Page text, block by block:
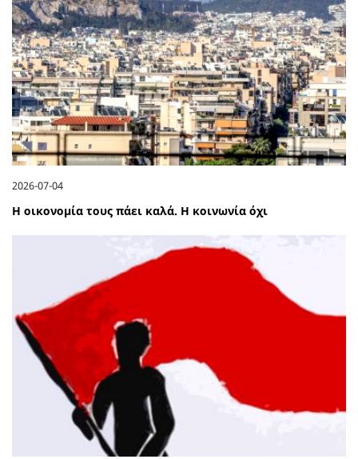
2026-07-04
Η οικονομία τους πάει καλά. Η κοινωνία όχι